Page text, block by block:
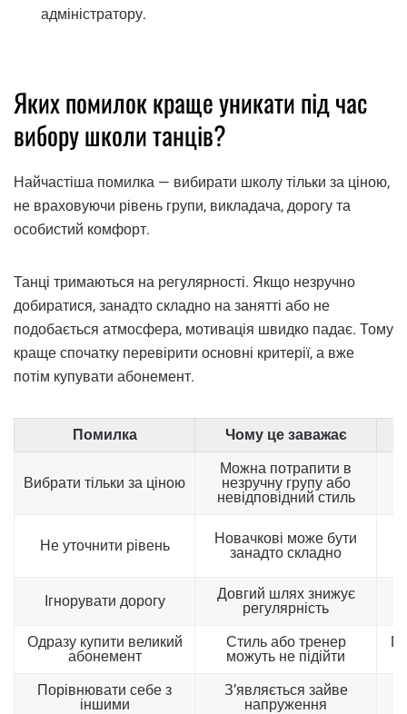
адміністратору.
Яких помилок краще уникати під час
вибору школи танців?
Найчастіша помилка — вибирати школу тільки за ціною,
не враховуючи рівень групи, викладача, дорогу та
особистий комфорт.
Танці тримаються на регулярності. Якщо незручно
добиратися, занадто складно на занятті або не
подобається атмосфера, мотивація швидко падає. Тому
краще спочатку перевірити основні критерії, а вже
потім купувати абонемент.
Помилка Чому це заважає
Вибрати тільки за ціною
Можна потрапити в
незручну групу або
невідповідний стиль
Не уточнити рівень
Новачкові може бути
занадто складно
Ігнорувати дорогу
Довгий шлях знижує
регулярність
Одразу купити великий
абонемент
Стиль або тренер
можуть не підійти
Порівнювати себе з
іншими
З’являється зайве
напруження